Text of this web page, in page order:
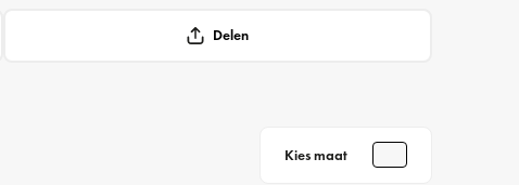
Delen
Kies maat